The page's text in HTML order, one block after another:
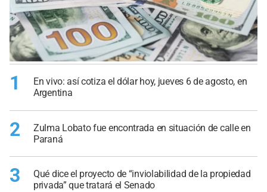
1
En vivo: así cotiza el dólar hoy, jueves 6 de agosto, en
Argentina
2
Zulma Lobato fue encontrada en situación de calle en
Paraná
3
Qué dice el proyecto de “inviolabilidad de la propiedad
privada” que tratará el Senado